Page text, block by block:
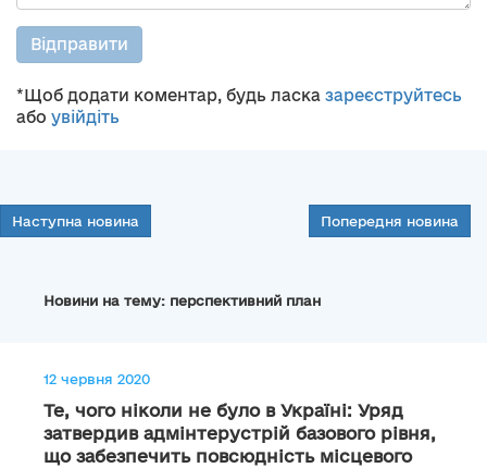
Відправити
*Щоб додати коментар, будь ласка зареєструйтесь
або увійдіть
Наступна новина Попередня новина
Новини на тему: перспективний план
12 червня 2020
Те, чого ніколи не було в Україні: Уряд
затвердив адмінтерустрій базового рівня,
що забезпечить повсюдність місцевого